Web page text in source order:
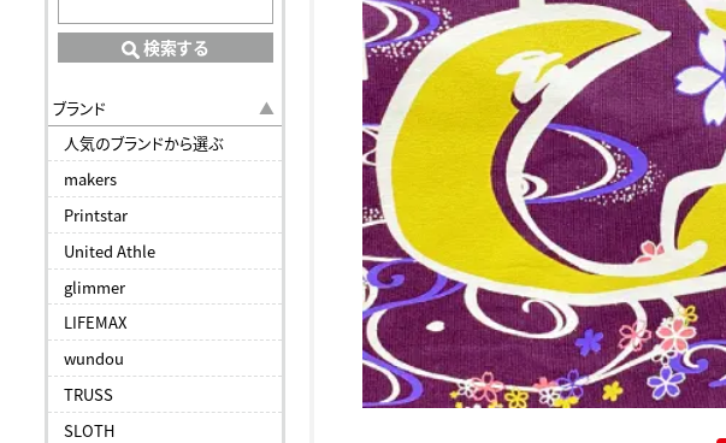
検索する
ブランド
人気のブランドから選ぶ
makers
Printstar
United Athle
glimmer
LIFEMAX
wundou
TRUSS
SLOTH